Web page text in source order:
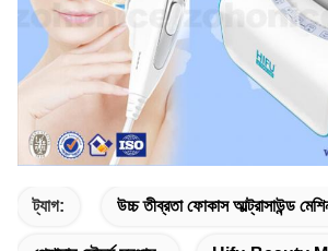
ট্যাগ: উচ্চ তীব্রতা ফোকাস আল্ট্রাসাউন্ড